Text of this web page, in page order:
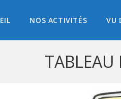
NOS ACTIVITÉS VU